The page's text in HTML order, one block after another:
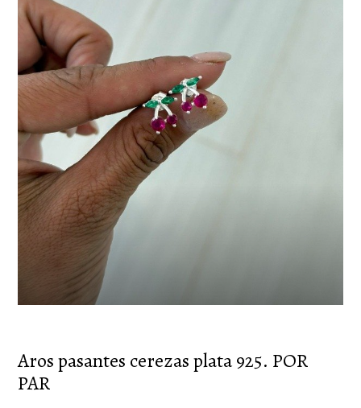
Aros pasantes cerezas plata 925. POR
PAR